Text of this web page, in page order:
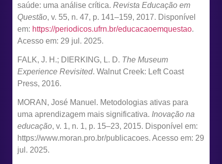
saúde: uma análise crítica. Revista Educação em
Questão, v. 55, n. 47, p. 141–159, 2017. Disponível
em: https://periodicos.ufrn.br/educacaoemquestao.
Acesso em: 29 jul. 2025.
FALK, J. H.; DIERKING, L. D. The Museum
Experience Revisited. Walnut Creek: Left Coast
Press, 2016.
MORAN, José Manuel. Metodologias ativas para
uma aprendizagem mais significativa. Inovação na
educação, v. 1, n. 1, p. 15–23, 2015. Disponível em:
https://www.moran.pro.br/publicacoes. Acesso em: 29
jul. 2025.